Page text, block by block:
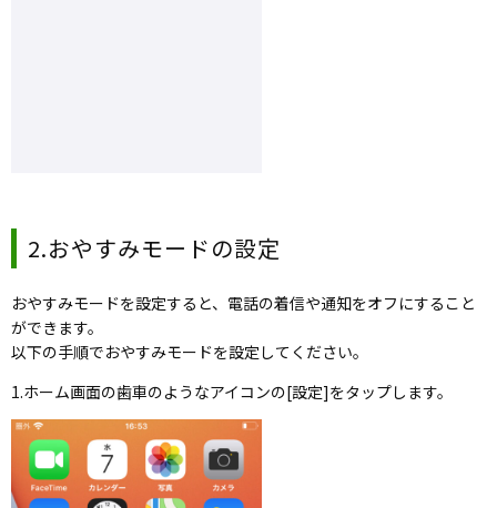
2.おやすみモードの設定
おやすみモードを設定すると、電話の着信や通知をオフにすること
ができます。
以下の手順でおやすみモードを設定してください。
1.ホーム画面の歯車のようなアイコンの[設定]をタップします。